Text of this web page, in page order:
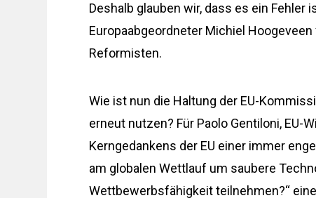
Deshalb glauben wir, dass es ein
Europaabgeordneter Michiel
Reformisten.
Wie ist nun die Haltung der EU-
erneut nutzen? Für Paolo Gentiloni,
Kerngedankens der EU einer immer
am globalen Wettlauf um saubere
Wettbewerbsfähigkeit teilnehmen?“